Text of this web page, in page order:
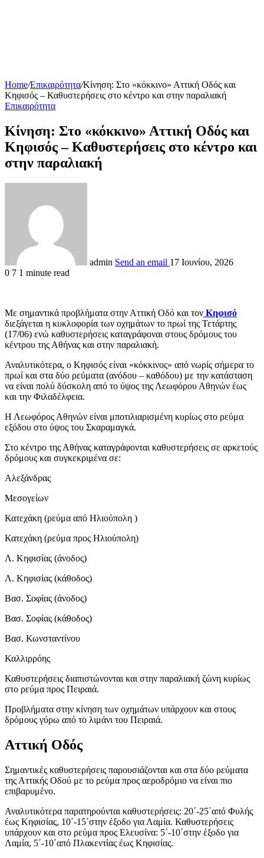
Home/Επικαιρότητα/Κίνηση: Στο «κόκκινο» Αττική Οδός και
Κηφισός – Καθυστερήσεις στο κέντρο και στην παραλιακή
Επικαιρότητα
Κίνηση: Στο «κόκκινο» Αττική Οδός και
Κηφισός – Καθυστερήσεις στο κέντρο και
στην παραλιακή
admin Send an email 17 Ιουνίου, 2026
0 7 1 minute read
Με σημαντικά προβλήματα στην Αττική Οδό και τον Κηφισό
διεξάγεται η κυκλοφορία των οχημάτων το πρωί της Τετάρτης
(17/06) ενώ καθυστερήσεις καταγράφοναι στους δρόμους του
κέντρου της Αθήνας και στην παραλιακή.
Αναλυτικότερα, ο Κηφισός είναι «κόκκινος» από νωρίς σήμερα το
πρωί και στα δύο ρεύματα (ανόδου – καθόδου) με την κατάσταση
να είναι πολύ δύσκολη από το ύψος της Λεωφόρου Αθηνών έως
και την Φιλαδέλφεια.
Η Λεωφόρος Αθηνών είναι μποτιλιαρισμένη κυρίως στο ρεύμα
εξόδου στο ύψος του Σκαραμαγκά.
Στο κέντρο της Αθήνας καταγράφονται καθυστερήσεις σε αρκετούς
δρόμους και συγκεκριμένα σε:
Αλεξάνδρας
Μεσογείων
Κατεχάκη (ρεύμα από Ηλιούπολη )
Κατεχάκη (ρεύμα προς Ηλιούπολη)
Λ. Κηφισίας (άνοδος)
Λ. Κηφισίας (κάθοδος)
Βασ. Σοφίας (άνοδος)
Βασ. Σοφίας (κάθοδος)
Βασ. Κωνσταντίνου
Καλλιρρόης
Καθυστερήσεις διαπιστώνονται και στην παραλιακή ζώνη κυρίως
στο ρεύμα προς Πειραιά.
Προβλήματα στην κίνηση των οχημάτων υπάρχουν και στους
δρόμους γύρω από το λιμάνι του Πειραιά.
Αττική Οδός
Σημαντικές καθυστερήσεις παρουσιάζονται και στα δύο ρεύματα
της Αττικής Οδού με το ρεύμα προς αεροδρόμιο να είναι πιο
επιβαρυμένο.
Αναλυτικότερα παρατηρούνται καθυστερήσεις: 20΄-25΄από Φυλής
έως Κηφισίας, 10΄-15΄στην έξοδο για Λαμία. Καθυστερήσεις
υπάρχουν και στο ρεύμα προς Ελευσίνα: 5΄-10΄στην έξοδο για
Λαμία, 5΄-10΄από Πλακεντίας έως Κηφισίας.